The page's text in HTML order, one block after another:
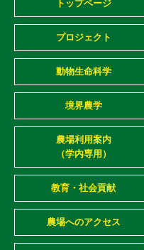
トップページ
プロジェクト
動物生命科学
境界農学
農場利用案内
（学内専用）
教育・社会貢献
農場へのアクセス